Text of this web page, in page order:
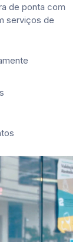
de ponta com
serviços de